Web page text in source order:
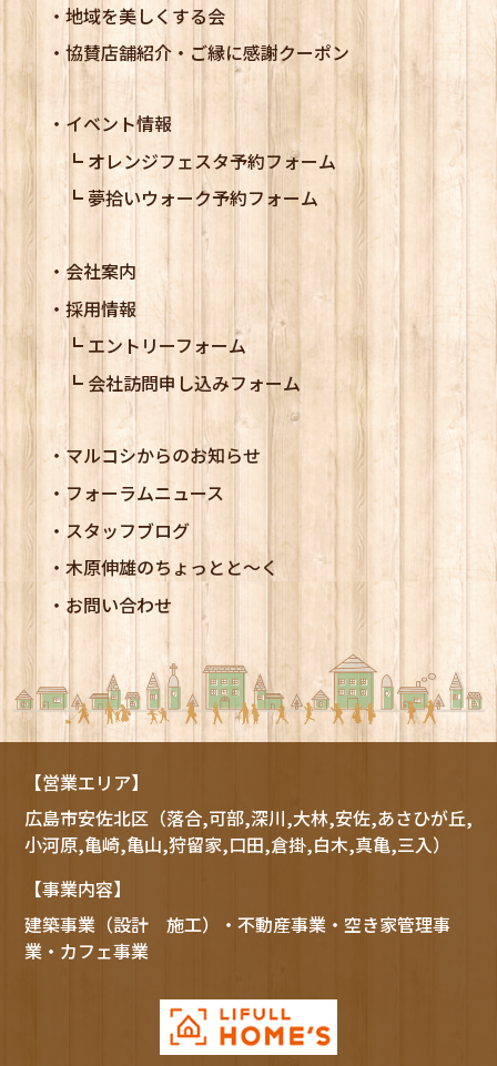
地域を美しくする会
協賛店舗紹介・ご縁に感謝クーポン
イベント情報
オレンジフェスタ予約フォーム
夢拾いウォーク予約フォーム
会社案内
採用情報
エントリーフォーム
会社訪問申し込みフォーム
マルコシからのお知らせ
フォーラムニュース
スタッフブログ
木原伸雄のちょっとと～く
お問い合わせ
【営業エリア】
広島市安佐北区（落合,可部,深川,大林,安佐,あさひが丘,
小河原,亀崎,亀山,狩留家,口田,倉掛,白木,真亀,三入）
【事業内容】
建築事業（設計 施工）・不動産事業・空き家管理事
業・カフェ事業